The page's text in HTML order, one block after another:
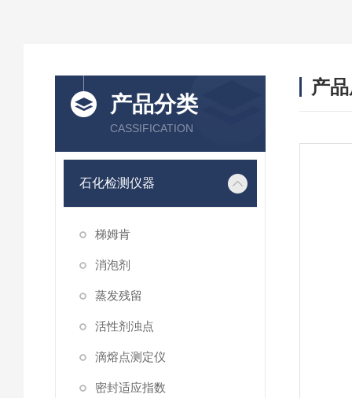
产品分类
CASSIFICATION
石化检测仪器
梯姆肯
消泡剂
蒸发残留
活性剂浊点
滴熔点测定仪
密封适应指数
产